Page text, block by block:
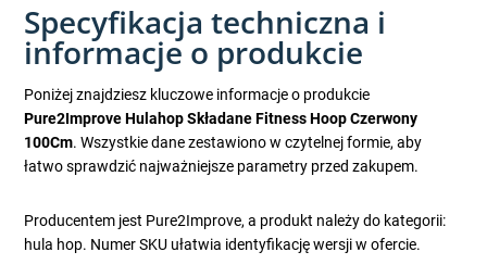
Specyfikacja techniczna i
informacje o produkcie
Poniżej znajdziesz kluczowe informacje o produkcie
Pure2Improve Hulahop Składane Fitness Hoop Czerwony
100Cm. Wszystkie dane zestawiono w czytelnej formie, aby
łatwo sprawdzić najważniejsze parametry przed zakupem.
Producentem jest Pure2Improve, a produkt należy do kategorii:
hula hop. Numer SKU ułatwia identyfikację wersji w ofercie.